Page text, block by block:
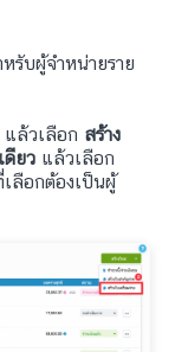
รับผู้จำหน่ายราย
แล้วเลือก สร้าง
ดียว แล้วเลือก
เลือกต้องเป็นผู้